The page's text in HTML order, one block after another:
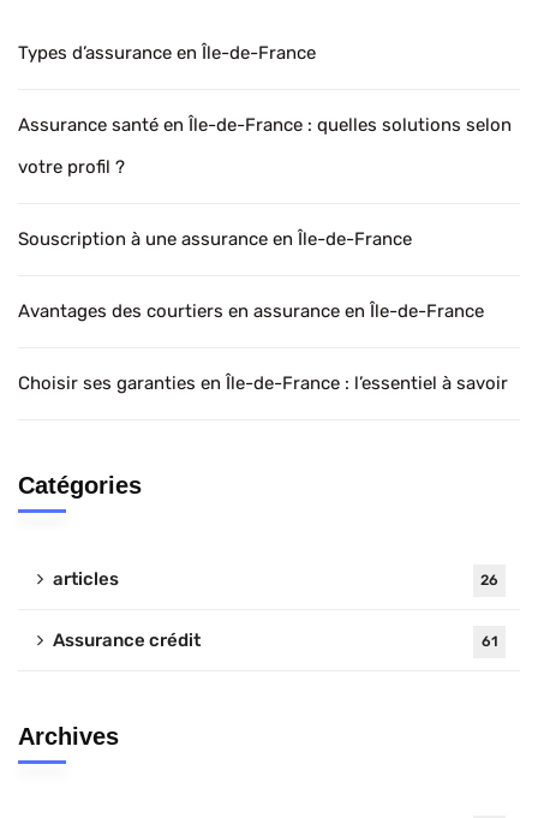
Types d’assurance en Île-de-France
Assurance santé en Île-de-France : quelles solutions selon
votre profil ?
Souscription à une assurance en Île-de-France
Avantages des courtiers en assurance en Île-de-France
Choisir ses garanties en Île-de-France : l’essentiel à savoir
Catégories
articles 26
Assurance crédit 61
Archives